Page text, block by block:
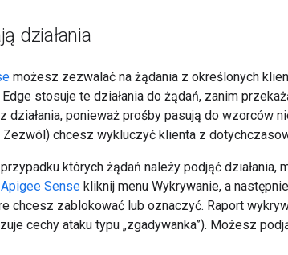
działania
możesz zezwalać na żądania z określonych
stosuje te działania do żądań, zanim
działania, ponieważ prośby pasują do wzorców
Zezwól) chcesz wykluczyć klienta z
których żądań należy podjąć działania,
Sense kliknij menu Wykrywanie, a
chcesz zablokować lub oznaczyć. Raport
cechy ataku typu „zgadywanka”). Możesz